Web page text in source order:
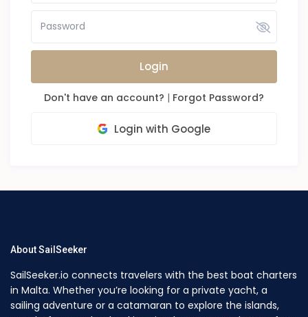
Login
Don't have an account? | Forgot Password?
Login with Google
About SailSeeker
SailSeeker.io connects travelers with the best boat charters
in Malta. Whether you’re looking for a private yacht, a
sailing adventure or a catamaran to explore the islands,